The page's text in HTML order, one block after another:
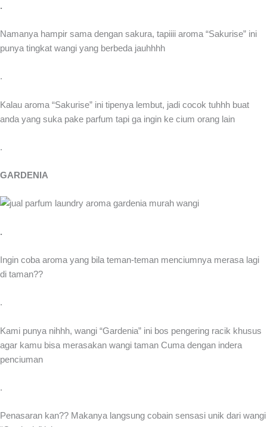
.
Namanya hampir sama dengan sakura, tapiiii aroma “Sakurise” ini
punya tingkat wangi yang berbeda jauhhhh
.
Kalau aroma “Sakurise” ini tipenya lembut, jadi cocok tuhhh buat
anda yang suka pake parfum tapi ga ingin ke cium orang lain
.
GARDENIA
.
Ingin coba aroma yang bila teman-teman menciumnya merasa lagi
di taman??
.
Kami punya nihhh, wangi “Gardenia” ini bos pengering racik khusus
agar kamu bisa merasakan wangi taman Cuma dengan indera
penciuman
.
Penasaran kan?? Makanya langsung cobain sensasi unik dari wangi